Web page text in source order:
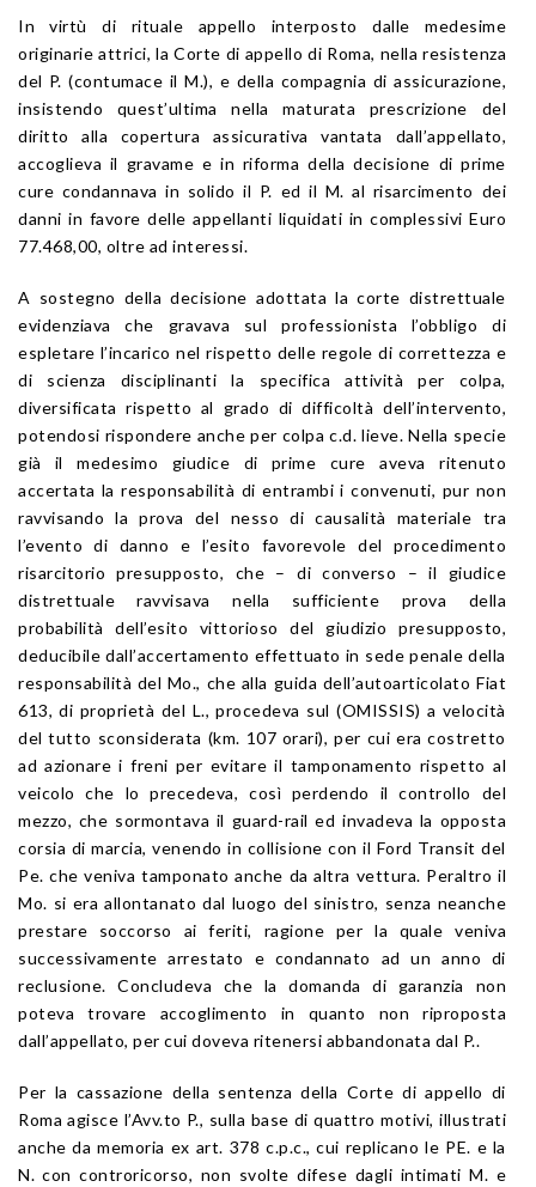
In virtù di rituale appello interposto dalle medesime
originarie attrici, la Corte di appello di Roma, nella resistenza
del P. (contumace il M.), e della compagnia di assicurazione,
insistendo quest’ultima nella maturata prescrizione del
diritto alla copertura assicurativa vantata dall’appellato,
accoglieva il gravame e in riforma della decisione di prime
cure condannava in solido il P. ed il M. al risarcimento dei
danni in favore delle appellanti liquidati in complessivi Euro
77.468,00, oltre ad interessi.
A sostegno della decisione adottata la corte distrettuale
evidenziava che gravava sul professionista l’obbligo di
espletare l’incarico nel rispetto delle regole di correttezza e
di scienza disciplinanti la specifica attività per colpa,
diversificata rispetto al grado di difficoltà dell’intervento,
potendosi rispondere anche per colpa c.d. lieve. Nella specie
già il medesimo giudice di prime cure aveva ritenuto
accertata la responsabilità di entrambi i convenuti, pur non
ravvisando la prova del nesso di causalità materiale tra
l’evento di danno e l’esito favorevole del procedimento
risarcitorio presupposto, che – di converso – il giudice
distrettuale ravvisava nella sufficiente prova della
probabilità dell’esito vittorioso del giudizio presupposto,
deducibile dall’accertamento effettuato in sede penale della
responsabilità del Mo., che alla guida dell’autoarticolato Fiat
613, di proprietà del L., procedeva sul (OMISSIS) a velocità
del tutto sconsiderata (km. 107 orari), per cui era costretto
ad azionare i freni per evitare il tamponamento rispetto al
veicolo che lo precedeva, così perdendo il controllo del
mezzo, che sormontava il guard-rail ed invadeva la opposta
corsia di marcia, venendo in collisione con il Ford Transit del
Pe. che veniva tamponato anche da altra vettura. Peraltro il
Mo. si era allontanato dal luogo del sinistro, senza neanche
prestare soccorso ai feriti, ragione per la quale veniva
successivamente arrestato e condannato ad un anno di
reclusione. Concludeva che la domanda di garanzia non
poteva trovare accoglimento in quanto non riproposta
dall’appellato, per cui doveva ritenersi abbandonata dal P..
Per la cassazione della sentenza della Corte di appello di
Roma agisce l’Avv.to P., sulla base di quattro motivi, illustrati
anche da memoria ex art. 378 c.p.c., cui replicano le PE. e la
N. con controricorso, non svolte difese dagli intimati M. e